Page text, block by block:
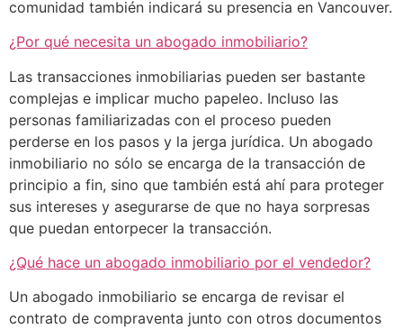
comunidad también indicará su presencia en Vancouver.
¿Por qué necesita un abogado inmobiliario?
Las transacciones inmobiliarias pueden ser bastante
complejas e implicar mucho papeleo. Incluso las
personas familiarizadas con el proceso pueden
perderse en los pasos y la jerga jurídica. Un abogado
inmobiliario no sólo se encarga de la transacción de
principio a fin, sino que también está ahí para proteger
sus intereses y asegurarse de que no haya sorpresas
que puedan entorpecer la transacción.
¿Qué hace un abogado inmobiliario por el vendedor?
Un abogado inmobiliario se encarga de revisar el
contrato de compraventa junto con otros documentos